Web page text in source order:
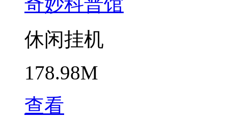
休闲挂机
178.98M
查看